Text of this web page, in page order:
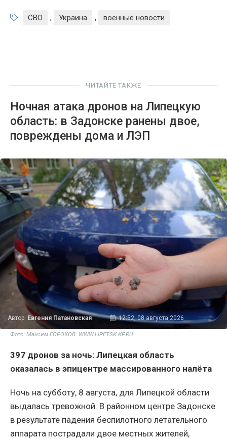
СВО , Украина , военные новости
ЧИТАЙТЕ ТАКЖЕ
Ночная атака дронов на Липецкую
область: в Задонске ранены двое,
повреждены дома и ЛЭП
Автор: Евгения Патановская 12:52, 08 августа 2026
Фото: Максим ГОРОХОВ. WWW.LIPETSK.KP.RU
397 дронов за ночь: Липецкая область
оказалась в эпицентре массированного налёта
Ночь на субботу, 8 августа, для Липецкой области
выдалась тревожной. В районном центре Задонске
в результате падения беспилотного летательного
аппарата пострадали двое местных жителей,